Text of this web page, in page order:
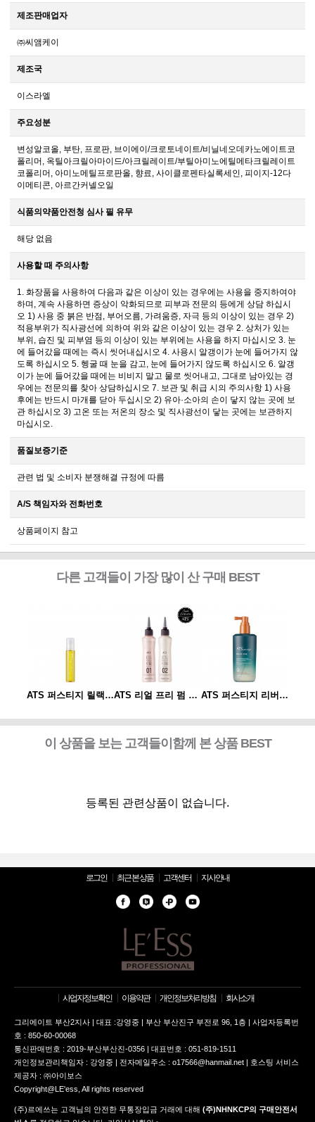
제조판매업자
㈜씨앰케이
제조국
이스라엘
주요성분
변성알코올, 부탄, 프로판, 브이에이/크로토네이트/비닐네오데카노에이트코
폴리머, 옥틸아크릴아마이드/아크릴레이트/부틸아미노에틸메타크릴레이트
코폴리머, 아미노메틸프로판올, 향료, 사이클로펜타실록세인, 피이지-12다
이메티콘, 아르간커넬오일
식품의약품안전청 심사 필 유무
해당 없음
사용할 때 주의사항
1. 화장품을 사용하여 다음과 같은 이상이 있는 경우에는 사용을 중지하여야
하며, 계속 사용하면 증상이 악화되므로 피부과 전문의 등에게 상담 하십시
오 1) 사용 중 붉은 반점, 부어오름, 가려움증, 자극 등의 이상이 있는 경우 2)
적용부위가 직사광선에 의하여 위와 같은 이상이 있는 경우 2. 상처가 있는
부위, 습진 및 피부염 등의 이상이 있는 부위에는 사용을 하지 마십시오 3. 눈
에 들어갔을 때에는 즉시 씻어내십시오 4. 사용시 알갱이가 눈에 들어가지 않
도록 하십시오 5. 헹굴 때 눈을 감고, 눈에 들어가지 않도록 하십시오 6. 알갱
이가 눈에 들어갔을 때에는 비비지 말고 물로 씻어내고, 그대로 남아있는 경
우에는 전문의를 찾아 상담하십시오 7. 보관 및 취급 시의 주의사항 1) 사용
후에는 반드시 마개를 닫아 두십시오 2) 유아·소아의 손이 닿지 않는 곳에 보
관 하십시오 3) 고온 또는 저온의 장소 및 직사광선이 닿는 곳에는 보관하지
마십시오.
품질보증기준
관련 법 및 소비자 분쟁해결 규정에 따름
A/S 책임자와 전화번호
상품페이지 참고
다른 고객들이 가장 많이 산 구매 BEST
ATS 퍼스티지 릴랙싱 스파오일 10ml ATS 리얼 프리 펌 1제/2제 ATS 퍼스티지 리버시 토닉 140ml
이 상품을 보는 고객들이함께 본 상품 BEST
등록된 관련상품이 없습니다.
로그인 최근 본 상품 고객센터 지사안내
사업자정보확인 이용약관 개인정보처리방침 회사소개
그리에이트 부산2지사 | 대표 :강영중 | 부산 부산진구 부전로 96, 1층 | 사업자등록번
호 : 850-60-00068
통신판매번호 : 2019-부산부산진-0356 | 대표번호 : 051-819-1511
개인정보관리책임자 : 강영중 | 전자메일주소 : o17566@hanmail.net | 호스팅 서비스
제공자 : ㈜아이보스
Copyright@LE'ess, All rights reserved
(주)르에쓰는 고객님의 안전한 무통장입금 거래에 대해 (주)NHNKCP의 구매안전서